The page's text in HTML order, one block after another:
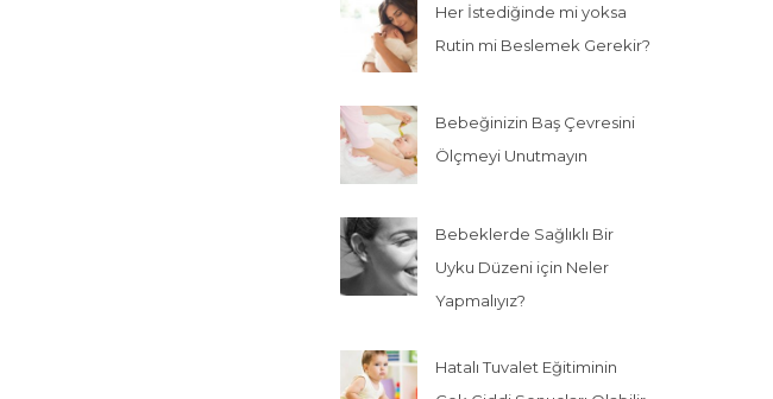
Her İstediğinde mi yoksa
Rutin mi Beslemek Gerekir?
Bebeğinizin Baş Çevresini
Ölçmeyi Unutmayın
Bebeklerde Sağlıklı Bir
Uyku Düzeni için Neler
Yapmalıyız?
Hatalı Tuvalet Eğitiminin